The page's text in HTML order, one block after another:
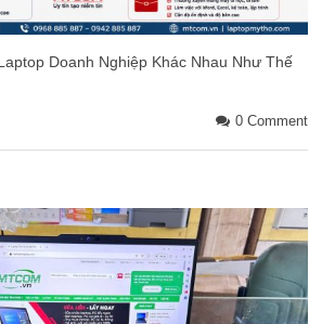
Doanh Nghiệp Khác Nhau Như Thế
0 Comment